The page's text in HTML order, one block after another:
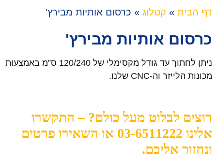
דף הבית » קטלוג » כרסום אותיות מבירץ’
כרסום אותיות מבירץ'
ניתן לחתוך עד גודל מקסימלי של 120/240 ס”מ באמצעות
מכונות הלייזר וה-CNC שלנו.
רוצים לבלוט מעל כולם? – התקשרו
אלינו 03-6511222 או השאירו פרטים
ונחזור אליכם.